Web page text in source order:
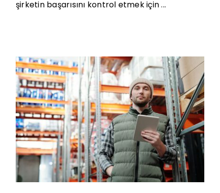
şirketin başarısını kontrol etmek için ...